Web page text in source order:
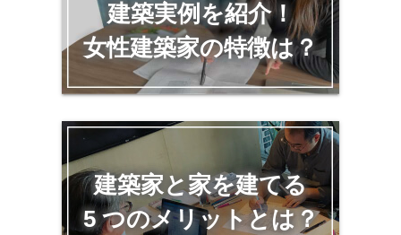
建築実例を紹介！
女性建築家の特徴は？
建築家と家を建てる
5 つのメリットとは？